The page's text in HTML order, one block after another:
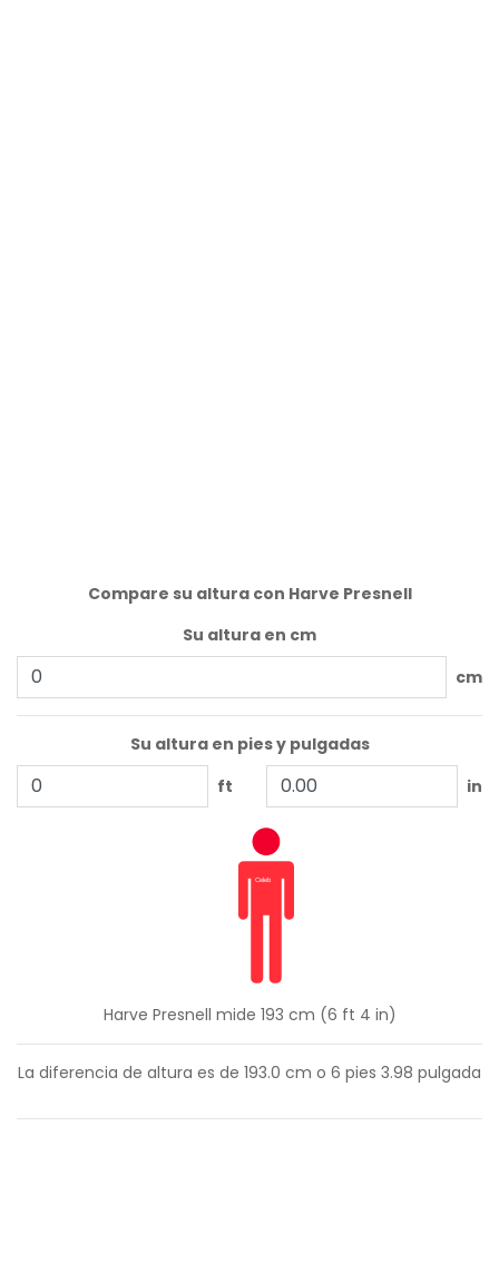
Compare su altura con Harve Presnell
Su altura en cm
cm
Su altura en pies y pulgadas
ft
in
Harve Presnell mide 193 cm (6 ft 4 in)
La diferencia de altura es de 193.0 cm o 6 pies 3.98 pulgada